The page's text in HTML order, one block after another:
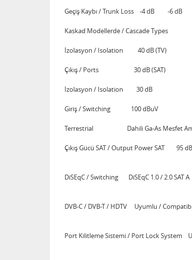
Geçiş Kaybı / Trunk Loss -4 dB -6 dB
Kaskad Modellerde / Cascade Types
İzolasyon / Isolation 40 dB (TV)
Çıkış / Ports 30 dB (SAT)
İzolasyon / Isolation 30 dB
Giriş / Switching 100 dBuV
Terrestrial Dahili Ga-As Mesfet
Çıkış Gücü SAT / Output Power SAT 95
DiSEqC / Switching DiSEqC 1.0 / 2.0 SAT
DVB-C / DVB-T / HDTV Uyumlu /
Port Kilitleme Sistemi / Port Lock System